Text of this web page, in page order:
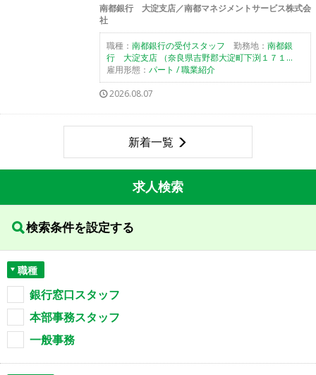
南都銀行 大淀支店／南都マネジメントサービス株式会
社
職種： 南都銀行の受付スタッフ 勤務地： 南都銀
行 大淀支店 （奈良県吉野郡大淀町下渕１７１...
雇用形態： パート / 職業紹介
2026.08.07
新着一覧
求人検索
検索条件を設定する
職種
銀行窓口スタッフ
本部事務スタッフ
一般事務